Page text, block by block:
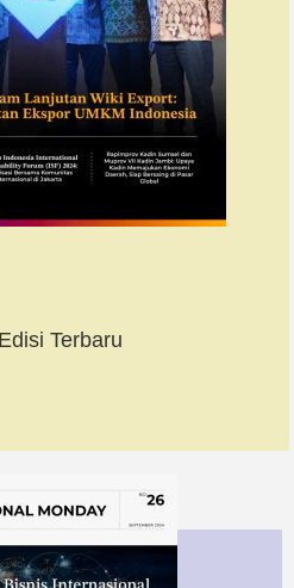
Terbaru